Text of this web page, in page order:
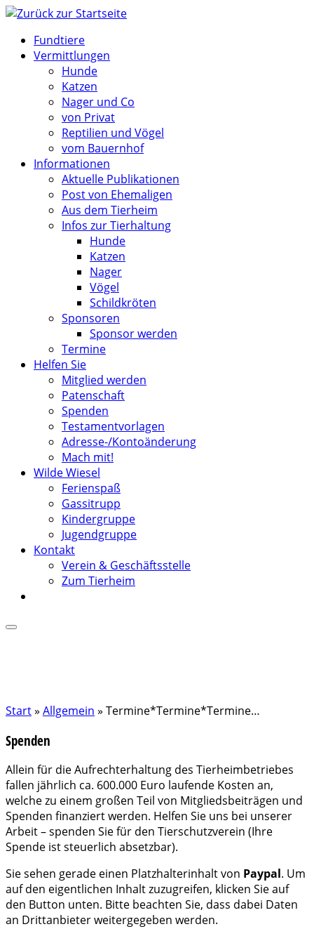
Zum
springenFundtiere
Vermittlungen
Hunde
Katzen
Nager und Co
von Privat
Reptilien und Vögel
vom Bauernhof
Informationen
Aktuelle Publikationen
Post von Ehemaligen
Aus dem Tierheim
Infos zur Tierhaltung
Hunde
Katzen
Nager
Vögel
Schildkröten
Sponsoren
Sponsor werden
Termine
Helfen Sie
Mitglied werden
Patenschaft
Spenden
Testamentvorlagen
Adresse-/Kontoänderung
Mach mit!
Wilde Wiesel
Ferienspaß
Gassitrupp
Kindergruppe
Jugendgruppe
Kontakt
Verein & Geschäftsstelle
Zum Tierheim
Start» Allgemein » Termine*Termine*Termine…
Spenden
Allein für die Aufrechterhaltung des Tierheimbetriebes
fallen jährlich ca. 600.000 Euro laufende Kosten an,
welche zu einem großen Teil von Mitgliedsbeiträgen und
Spenden finanziert werden. Helfen Sie uns bei unserer
Arbeit – spenden Sie für den Tierschutzverein (Ihre
Spende ist steuerlich absetzbar).
Sie sehen gerade einen Platzhalterinhalt von Paypal. Um
auf den eigentlichen Inhalt zuzugreifen, klicken Sie auf
den Button unten. Bitte beachten Sie, dass dabei Daten
an Drittanbieter weitergegeben werden.